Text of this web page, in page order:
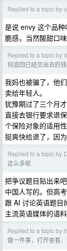
Replied to a topic by
是说 envy 这个品
脆感，当然酸甜口
Replied to a topic by
何追回已经交出去的钱
我妈也被骗了，他
卖给年轻人。
犹豫期过了三个月才
直接去银行要求退
个保险对象的适用
挺爽快给退了，因
Replied to a topic by
这么多呢
把争议题目贴出来
中国人写的。但高
跟 AI 讨论英语题目
主流英语媒体的语
Replied to a topic by
做一件事，打开查看